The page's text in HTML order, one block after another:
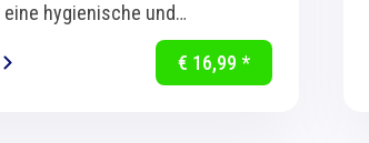
hygienische und
in Küche und Bad.
€ 16,99 *